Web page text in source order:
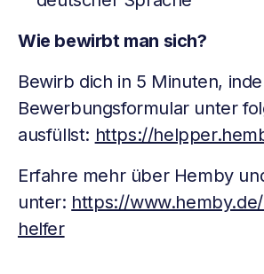
Wie bewirbt man sich?
Bewirb dich in 5 Minuten,
Bewerbungsformular unter
ausfüllst: https://
Erfahre mehr über Hemby
unter: https://
helfer